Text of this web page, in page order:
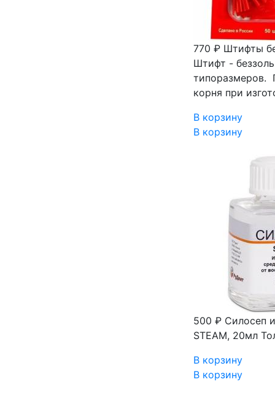
770 ₽ Штифты
Штифт -
типоразмеров.
корня при
В корзину
В корзину
500 ₽ Силосеп
STEAM, 20мл
В корзину
В корзину